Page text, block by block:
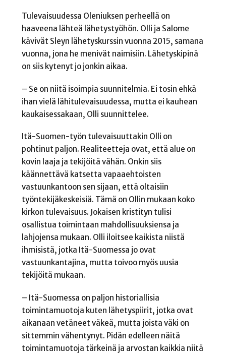
Tulevaisuudessa Oleniuksen perheellä on
haaveena lähteä lähetystyöhön. Olli ja Salome
kävivät Sleyn lähetyskurssin vuonna 2015, samana
vuonna, jona he menivät naimisiin. Lähetyskipinä
on siis kytenyt jo jonkin aikaa.
– Se on niitä isoimpia suunnitelmia. Ei tosin ehkä
ihan vielä lähitulevaisuudessa, mutta ei kauhean
kaukaisessakaan, Olli suunnittelee.
Itä-Suomen-työn tulevaisuuttakin Olli on
pohtinut paljon. Realiteetteja ovat, että alue on
kovin laaja ja tekijöitä vähän. Onkin siis
käännettävä katsetta vapaaehtoisten
vastuunkantoon sen sijaan, että oltaisiin
työntekijäkeskeisiä. Tämä on Ollin mukaan koko
kirkon tulevaisuus. Jokaisen kristityn tulisi
osallistua toimintaan mahdollisuuksiensa ja
lahjojensa mukaan. Olli iloitsee kaikista niistä
ihmisistä, jotka Itä-Suomessa jo ovat
vastuunkantajina, mutta toivoo myös uusia
tekijöitä mukaan.
– Itä-Suomessa on paljon historiallisia
toimintamuotoja kuten lähetyspiirit, jotka ovat
aikanaan vetäneet väkeä, mutta joista väki on
sittemmin vähentynyt. Pidän edelleen näitä
toimintamuotoja tärkeinä ja arvostan kaikkia niitä